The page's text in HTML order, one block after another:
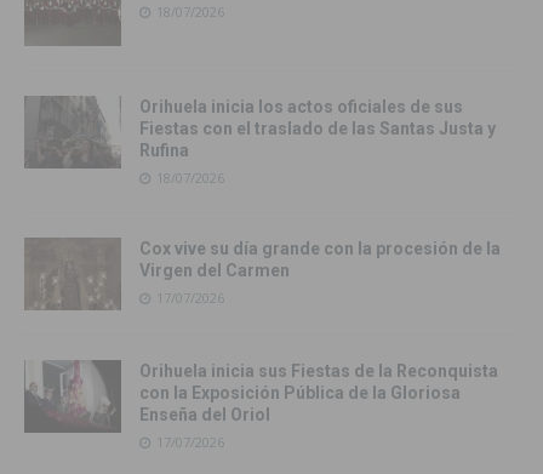
18/07/2026
Orihuela inicia los actos oficiales de sus
Fiestas con el traslado de las Santas Justa y
Rufina
18/07/2026
Cox vive su día grande con la procesión de la
Virgen del Carmen
17/07/2026
Orihuela inicia sus Fiestas de la Reconquista
con la Exposición Pública de la Gloriosa
Enseña del Oriol
17/07/2026